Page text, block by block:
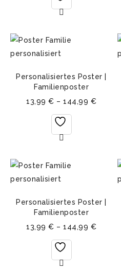
Personalisiertes Poster |
Familienposter
13,99 € – 144,99 €
Personalisiertes Poster |
Familienposter
13,99 € – 144,99 €